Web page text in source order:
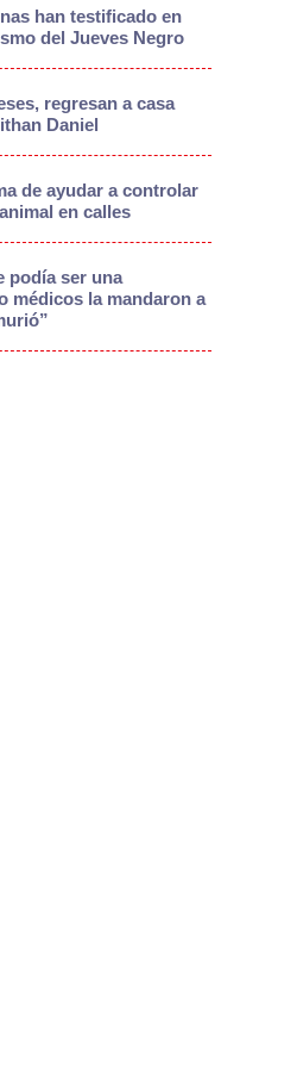
han testificado en
del Jueves Negro
regresan a casa
Daniel
de ayudar a controlar
en calles
podía ser una
médicos la mandaron a